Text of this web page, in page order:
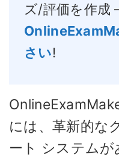
ズ/評価を作成
さい!
には、革新的な
ート システム